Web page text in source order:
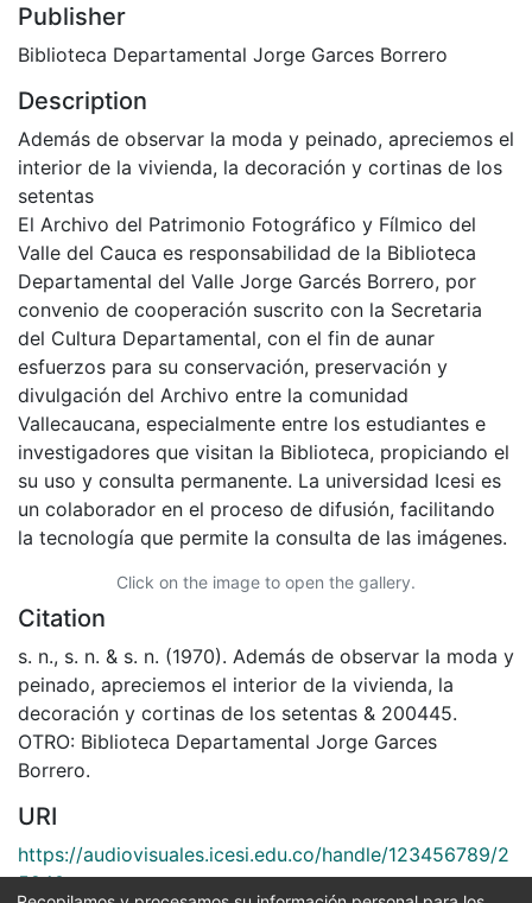
Publisher
Biblioteca Departamental Jorge Garces Borrero
Description
Además de observar la moda y peinado, apreciemos el
interior de la vivienda, la decoración y cortinas de los
setentas
El Archivo del Patrimonio Fotográfico y Fílmico del
Valle del Cauca es responsabilidad de la Biblioteca
Departamental del Valle Jorge Garcés Borrero, por
convenio de cooperación suscrito con la Secretaria
del Cultura Departamental, con el fin de aunar
esfuerzos para su conservación, preservación y
divulgación del Archivo entre la comunidad
Vallecaucana, especialmente entre los estudiantes e
investigadores que visitan la Biblioteca, propiciando el
su uso y consulta permanente. La universidad Icesi es
un colaborador en el proceso de difusión, facilitando
la tecnología que permite la consulta de las imágenes.
Click on the image to open the gallery.
Citation
s. n., s. n. & s. n. (1970). Además de observar la moda y
peinado, apreciemos el interior de la vivienda, la
decoración y cortinas de los setentas & 200445.
OTRO: Biblioteca Departamental Jorge Garces
Borrero.
URI
https://audiovisuales.icesi.edu.co/handle/123456789/2
5940